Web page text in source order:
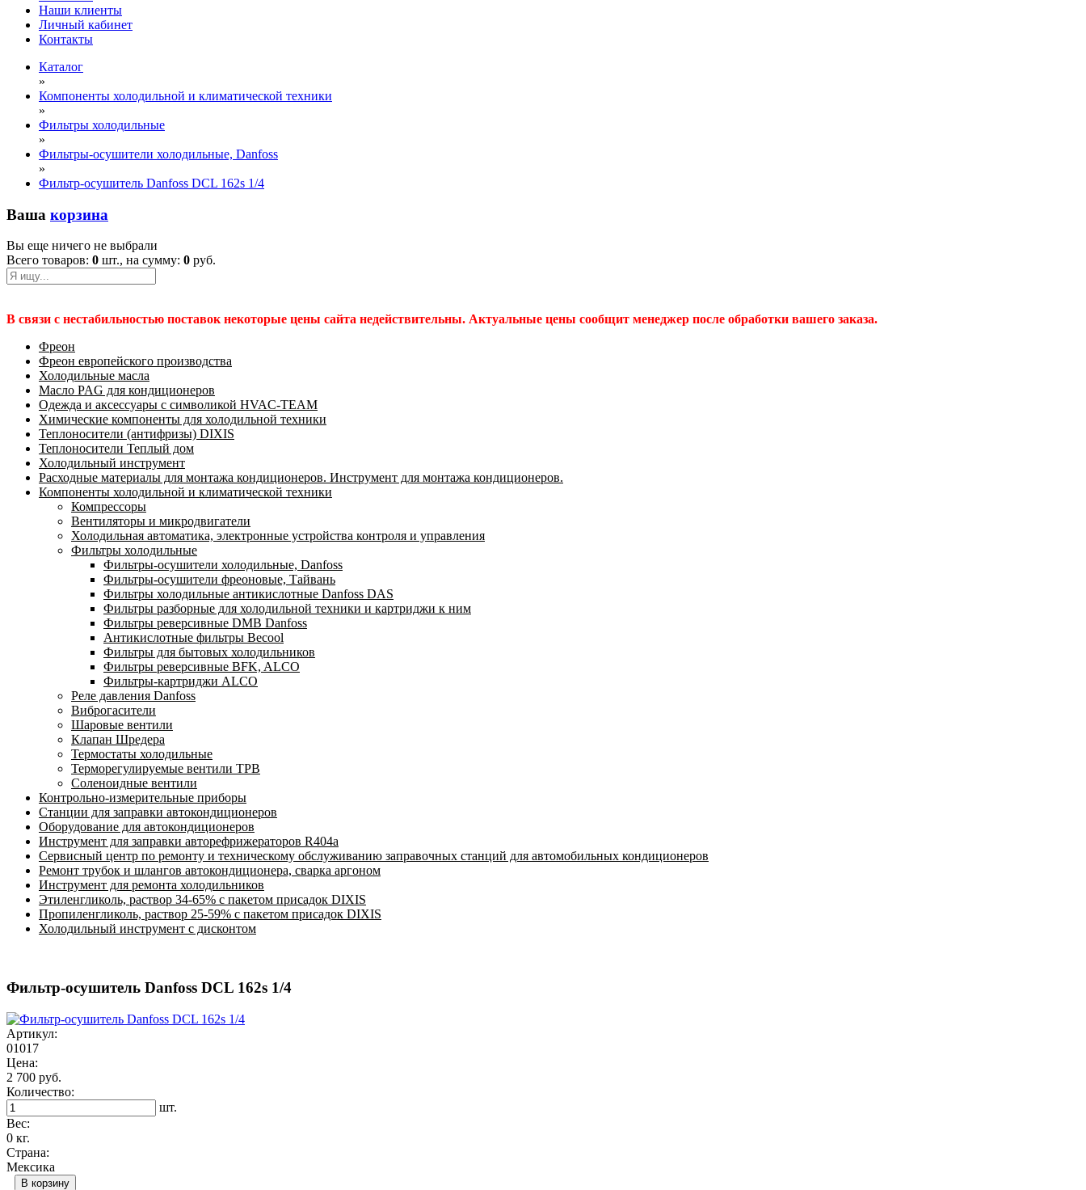
Наши клиенты
Личный кабинет
Контакты
Каталог
»
Компоненты холодильной и климатической техники
»
Фильтры холодильные
»
Фильтры-осушители холодильные, Danfoss
»
Фильтр-осушитель Danfoss DCL 162s 1/4
Ваша корзина
Вы еще ничего не выбрали
Всего товаров: 0 шт., на сумму: 0 руб.
В связи с нестабильностью поставок некоторые цены сайта недействительны. Актуальные цены сообщит менеджер после обработки вашего заказа.
Фреон
Фреон европейского производства
Холодильные масла
Масло PAG для кондиционеров
Одежда и аксессуары с символикой HVAC-TEAM
Химические компоненты для холодильной техники
Теплоносители (антифризы) DIXIS
Теплоносители Теплый дом
Холодильный инструмент
Расходные материалы для монтажа кондиционеров. Инструмент для монтажа кондиционеров.
Компоненты холодильной и климатической техники
Компрессоры
Вентиляторы и микродвигатели
Холодильная автоматика, электронные устройства контроля и управления
Фильтры холодильные
Фильтры-осушители холодильные, Danfoss
Фильтры-осушители фреоновые, Тайвань
Фильтры холодильные антикислотные Danfoss DAS
Фильтры разборные для холодильной техники и картриджи к ним
Фильтры реверсивные DMB Danfoss
Антикислотные фильтры Becool
Фильтры для бытовых холодильников
Фильтры реверсивные BFK, ALCO
Фильтры-картриджи ALCO
Реле давления Danfoss
Виброгасители
Шаровые вентили
Клапан Шредера
Термостаты холодильные
Терморегулируемые вентили ТРВ
Соленоидные вентили
Контрольно-измерительные приборы
Станции для заправки автокондиционеров
Оборудование для автокондиционеров
Инструмент для заправки авторефрижераторов R404a
Сервисный центр по ремонту и техническому обслуживанию заправочных станций для автомобильных кондиционеров
Ремонт трубок и шлангов автокондиционера, сварка аргоном
Инструмент для ремонта холодильников
Этиленгликоль, раствор 34-65% с пакетом присадок DIXIS
Пропиленгликоль, раствор 25-59% с пакетом присадок DIXIS
Холодильный инструмент с дисконтом
Фильтр-осушитель Danfoss DCL 162s 1/4
Артикул:
01017
Цена:
2 700 руб.
Количество:
шт.
Вес:
0 кг.
Страна:
Мексика
В корзину